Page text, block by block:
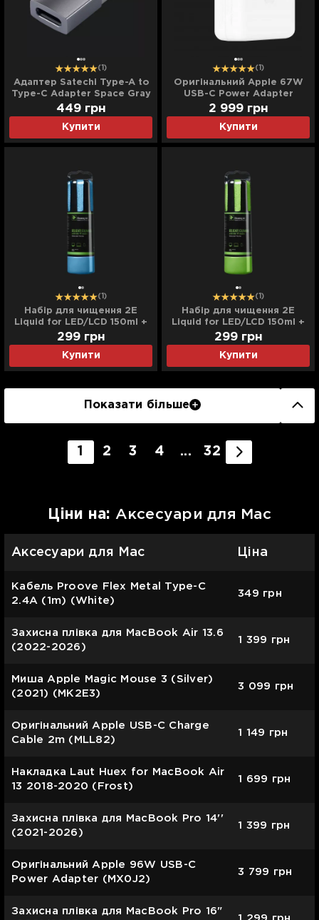
(1)
Адаптер Satechi Type-A to
Type-C Adapter Space Gray
(ST-TAUCM)
Купити
449 грн
(1)
Оригінальний Apple 67W
USB-C Power Adapter
(MKU63)
Купити
2 999 грн
(1)
Набір для чищення 2E
Liquid for LED/LCD 150ml +
серветка (Blue) (2E-
SK150BL)
Купити
299 грн
(1)
Набір для чищення 2E
Liquid for LED/LCD 150ml +
серветка (Green) (2E-
SK150GR)
Купити
299 грн
Показати більше
1 2 3 4 ... 32
Цiни на: Аксесуари для Mac
Аксесуари для Mac Ціна
Кабель Proove Flex Metal Type-C
2.4A (1m) (White)
349 грн
Захисна плівка для MacBook Air 13.6
(2022-2026)
1 399 грн
Миша Apple Magic Mouse 3 (Silver)
(2021) (MK2E3)
3 099 грн
Оригінальний Apple USB-C Charge
Cable 2m (MLL82)
1 149 грн
Накладка Laut Huex for MacBook Air
13 2018-2020 (Frost)
1 699 грн
Захисна плівка для MacBook Pro 14''
(2021-2026)
1 399 грн
Оригінальний Apple 96W USB-C
Power Adapter (MX0J2)
3 799 грн
Захисна плівка для MacBook Pro 16"
1 299 грн